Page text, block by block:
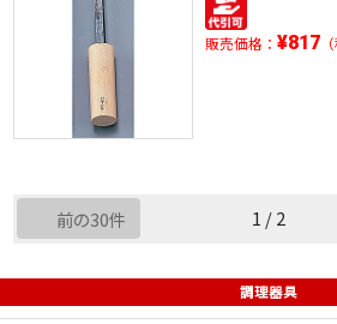
販売価格： ¥817（
前の30件 1 / 2
調理器具